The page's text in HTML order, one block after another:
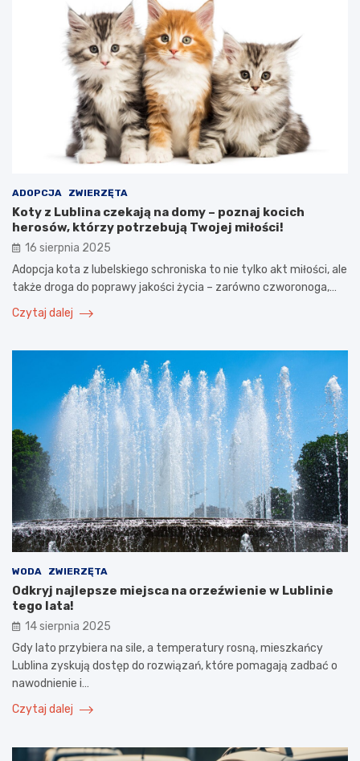
ADOPCJA ZWIERZĘTA
Koty z Lublina czekają na domy – poznaj kocich
herosów, którzy potrzebują Twojej miłości!
16 sierpnia 2025
Adopcja kota z lubelskiego schroniska to nie tylko akt miłości, ale
także droga do poprawy jakości życia – zarówno czworonoga,…
Czytaj dalej
WODA ZWIERZĘTA
Odkryj najlepsze miejsca na orzeźwienie w Lublinie
tego lata!
14 sierpnia 2025
Gdy lato przybiera na sile, a temperatury rosną, mieszkańcy
Lublina zyskują dostęp do rozwiązań, które pomagają zadbać o
nawodnienie i…
Czytaj dalej